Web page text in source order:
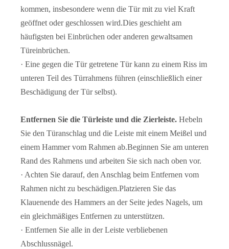
kommen, insbesondere wenn die Tür mit zu viel Kraft
geöffnet oder geschlossen wird.Dies geschieht am
häufigsten bei Einbrüchen oder anderen gewaltsamen
Türeinbrüchen.
· Eine gegen die Tür getretene Tür kann zu einem Riss im
unteren Teil des Türrahmens führen (einschließlich einer
Beschädigung der Tür selbst).
Entfernen Sie die Türleiste und die Zierleiste. Hebeln
Sie den Türanschlag und die Leiste mit einem Meißel und
einem Hammer vom Rahmen ab.Beginnen Sie am unteren
Rand des Rahmens und arbeiten Sie sich nach oben vor.
· Achten Sie darauf, den Anschlag beim Entfernen vom
Rahmen nicht zu beschädigen.Platzieren Sie das
Klauenende des Hammers an der Seite jedes Nagels, um
ein gleichmäßiges Entfernen zu unterstützen.
· Entfernen Sie alle in der Leiste verbliebenen
Abschlussnägel.